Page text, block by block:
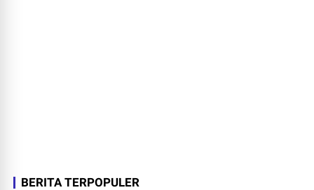
BERITA TERPOPULER